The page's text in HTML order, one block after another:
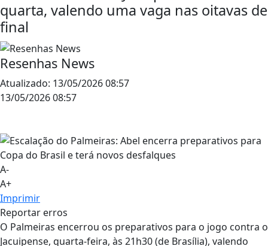
quarta, valendo uma vaga nas oitavas de
final
Resenhas News
Atualizado: 13/05/2026 08:57
13/05/2026 08:57
A-
A+
Imprimir
Reportar erros
O Palmeiras encerrou os preparativos para o jogo contra o
Jacuipense, quarta-feira, às 21h30 (de Brasília), valendo